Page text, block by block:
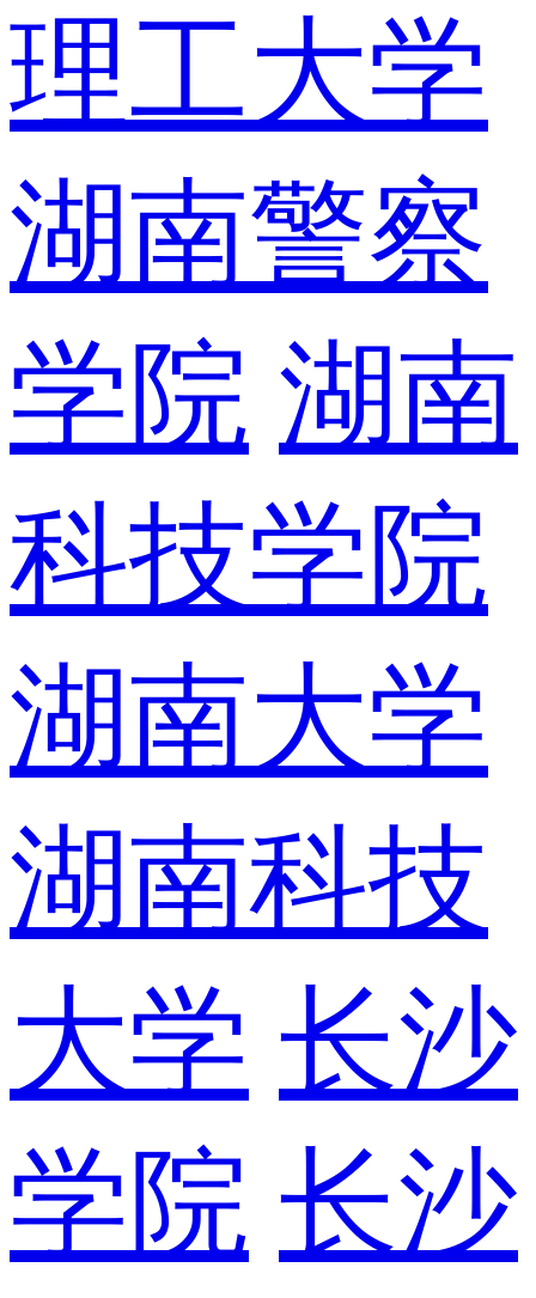
理工大学
湖南警察
学院 湖南
科技学院
湖南大学
湖南科技
大学 长沙
学院 长沙